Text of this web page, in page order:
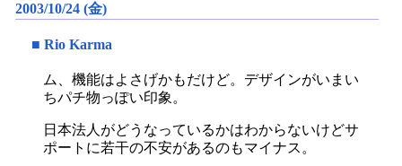
2003/10/24 (金)
■ Rio Karma
ム、機能はよさげかもだけど。デザインがいまい
ちパチ物っぽい印象。
日本法人がどうなっているかはわからないけどサ
ポートに若干の不安があるのもマイナス。